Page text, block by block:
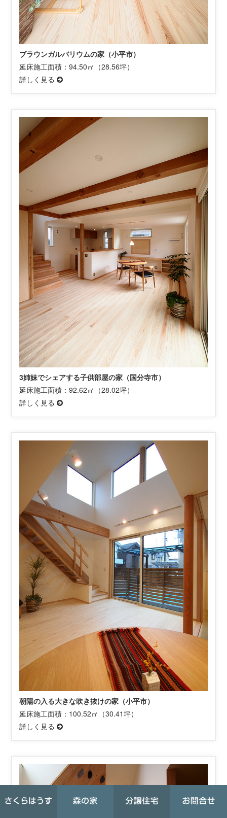
ブラウンガルバリウムの家（小平市）
延床施工面積：94.50㎡（28.56坪）
詳しく見る
3姉妹でシェアする子供部屋の家（国分寺市）
延床施工面積：92.62㎡（28.02坪）
詳しく見る
朝陽の入る大きな吹き抜けの家（小平市）
延床施工面積：100.52㎡（30.41坪）
詳しく見る